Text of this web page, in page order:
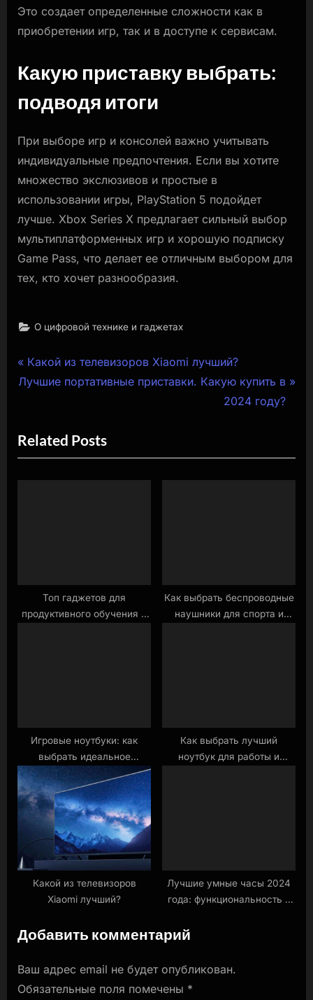
Это создает определенные сложности как в
приобретении игр, так и в доступе к сервисам.
Какую приставку выбрать:
подводя итоги
При выборе игр и консолей важно учитывать
индивидуальные предпочтения. Если вы хотите
множество экслюзивов и простые в
использовании игры, PlayStation 5 подойдет
лучше. Xbox Series X предлагает сильный выбор
мультиплатформенных игр и хорошую подписку
Game Pass, что делает ее отличным выбором для
тех, кто хочет разнообразия.
О цифровой технике и гаджетах
Навигация
по
P
r
i
o
u
Какой из телевизоров Xiaomi лучший?
N
t
P
o
Лучшие портативные приставки. Какую купить в
2024 году?
Related Posts
Топ гаджетов для
продуктивного обучения в
Как выбрать беспроводные
наушники для спорта и
Игровые ноутбуки: как
выбрать идеальное
устройство для геймеров
Как выбрать лучший
ноутбук для работы и
Какой из телевизоров
Xiaomi лучший?
Лучшие умные часы 2024
года: функциональность и
Добавить комментарий
Ваш адрес email не будет опубликован.
Обязательные поля помечены *